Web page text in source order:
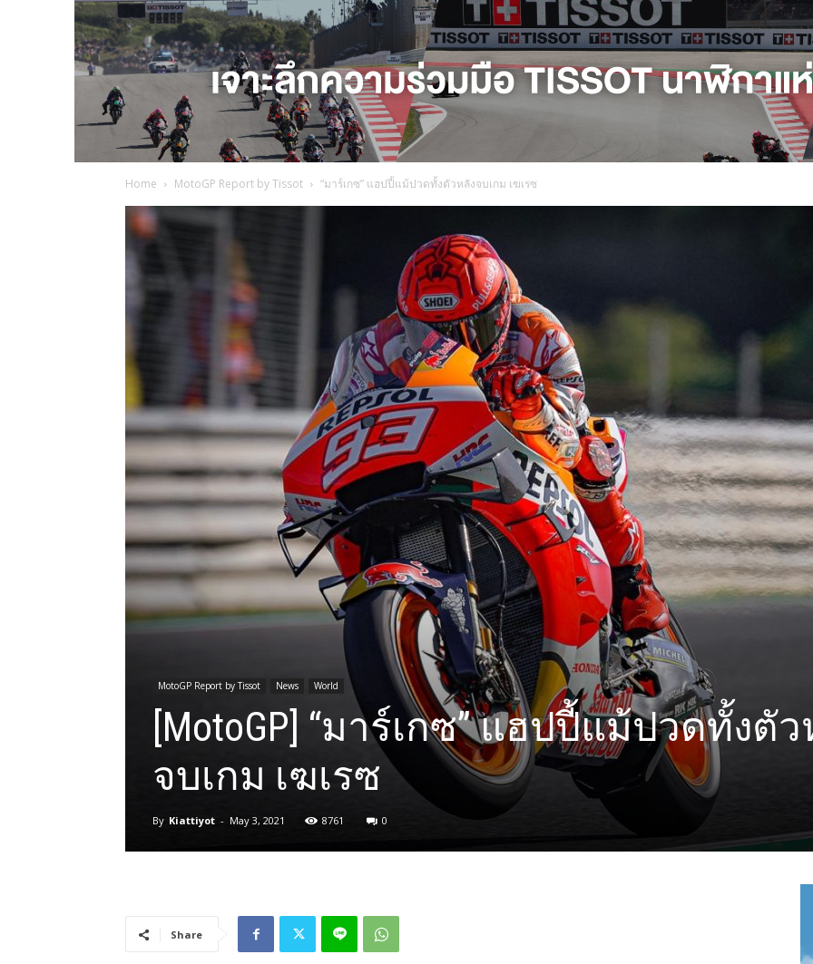
Home MotoGP Report by Tissot “มาร์เกซ” แฮปปี้แม้ปวดทั้งตัวหลังจบเกม เฆเรซ
MotoGP Report by Tissot News World
[MotoGP] “มาร์เกซ” แฮปปี้แม้ปวดทั้งตั
จบเกม เฆเรซ
By Kiattiyot - May 3, 2021 8761 0
Share